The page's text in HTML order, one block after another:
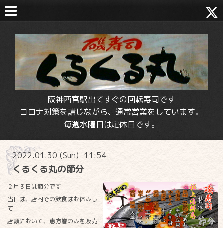
阪神西宮駅出てすぐの回転寿司です
コロナ対策を講じながら、通常営業をしています。
毎週水曜日は定休日です。
2022.01.30 (Sun) 11:54
くるくる丸の節分
２月３日は節分です
当日は、店内での飲食はお休みし
て
店頭において、恵方巻のみを販売